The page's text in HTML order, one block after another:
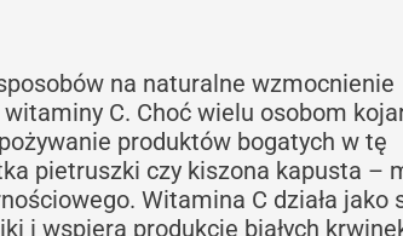
na naturalne wzmocnienie
C. Choć wielu osobom
produktów bogatych w tę
pietruszki czy kiszona kapusta –
Witamina C działa jako
i wspiera produkcję białych